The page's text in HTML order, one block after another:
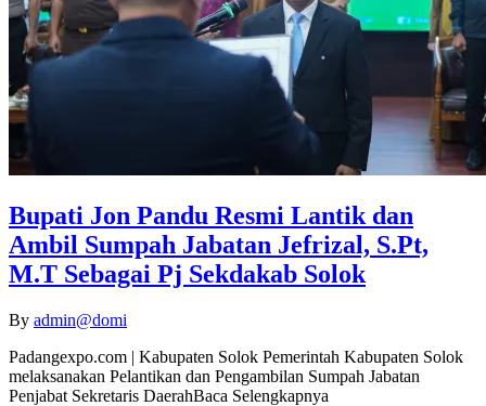
Bupati Jon Pandu Resmi Lantik dan
Ambil Sumpah Jabatan Jefrizal, S.Pt,
M.T Sebagai Pj Sekdakab Solok
By admin@domi
Padangexpo.com | Kabupaten Solok Pemerintah Kabupaten Solok
melaksanakan Pelantikan dan Pengambilan Sumpah Jabatan
Penjabat Sekretaris DaerahBaca Selengkapnya